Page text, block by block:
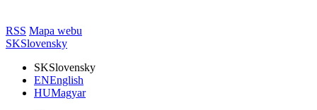
RSS Mapa webu
SKSlovensky
SKSlovensky
ENEnglish
HUMagyar